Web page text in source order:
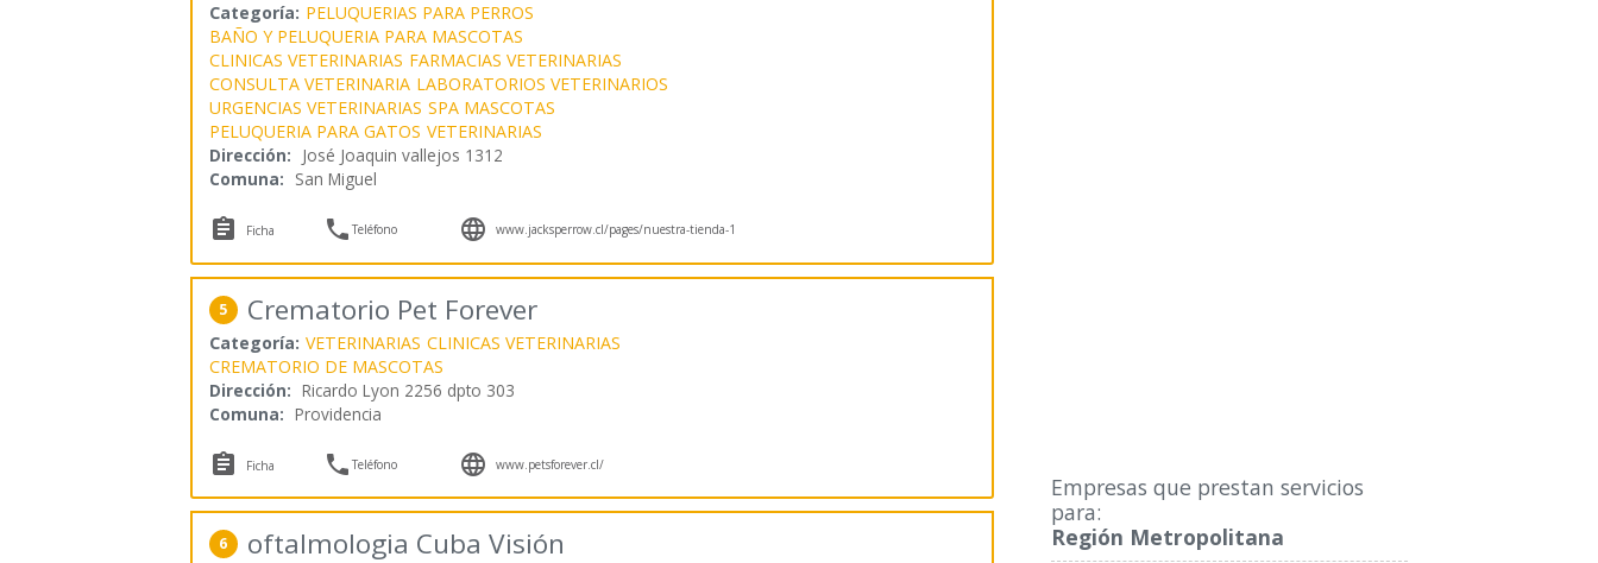
Empresas que prestan servicios
para:
Región Metropolitana
Categoría: PELUQUERIAS PARA PERROS
BAÑO Y PELUQUERIA PARA MASCOTAS
CLINICAS VETERINARIAS FARMACIAS VETERINARIAS
CONSULTA VETERINARIA LABORATORIOS VETERINARIOS
URGENCIAS VETERINARIAS SPA MASCOTAS
PELUQUERIA PARA GATOS VETERINARIAS
Dirección: José Joaquin vallejos 1312
Comuna: San Miguel
 Ficha Teléfono  www.jacksperrow.cl/pages/nuestra-tienda-1
5 Crematorio Pet Forever
Categoría: VETERINARIAS CLINICAS VETERINARIAS
CREMATORIO DE MASCOTAS
Dirección: Ricardo Lyon 2256 dpto 303
Comuna: Providencia
 Ficha Teléfono  www.petsforever.cl/
6 oftalmologia Cuba Visión